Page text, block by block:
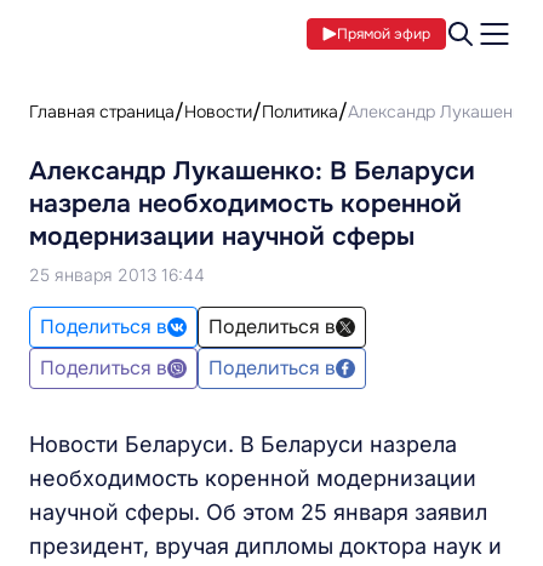
Прямой эфир
Главная страница Новости Политика Александр Лукашенко:
Александр Лукашенко: В Беларуси
назрела необходимость коренной
модернизации научной сферы
25 января 2013 16:44
Поделиться в
Поделиться в
Поделиться в
Поделиться в
Новости Беларуси. В Беларуси назрела
необходимость коренной модернизации
научной сферы. Об этом 25 января заявил
президент, вручая дипломы доктора наук и